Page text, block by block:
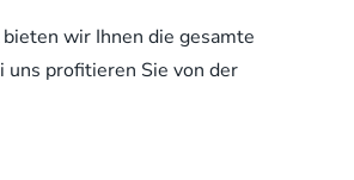
bieten wir Ihnen die gesamte
profitieren Sie von der